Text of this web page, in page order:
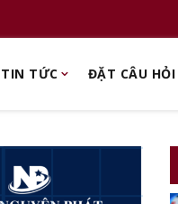
TIN TỨC ĐẶT CÂU HỎI